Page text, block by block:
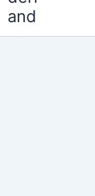
and